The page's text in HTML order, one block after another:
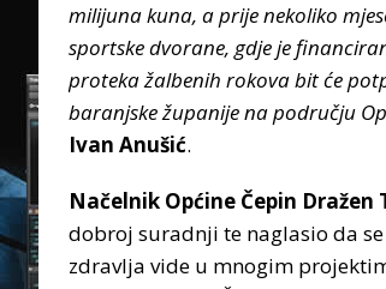
milijuna kuna, a prije nekoliko
sportske dvorane, gdje je
proteka žalbenih rokova bit će
baranjske županije na području
Ivan Anušić.
Načelnik Općine Čepin Dražen
dobroj suradnji te naglasio da
zdravlja vide u mnogim